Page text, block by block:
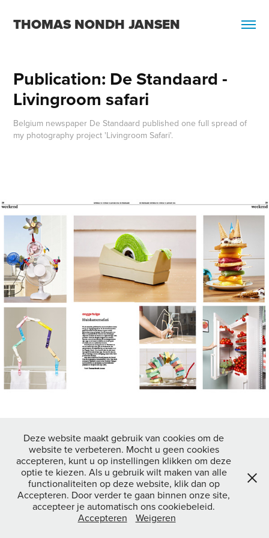
THOMAS NONDH JANSEN
Publication: De Standaard -
Livingroom safari
Belgium newspaper De Standaard published one full spread of
my photography project 'Livingroom Safari'.
↑ Back to Top
All images copyright © 2026 THOMAS NONDH JANSEN Website
powered byAdobe Portfolio
Deze website maakt gebruik van cookies om de
website te verbeteren. Mocht u geen cookies
accepteren, kunt u op instellingen klikken om deze
optie te kiezen. Als u gebruik wilt maken van alle
functionaliteiten op deze website, klik dan op
Accepteren. Door verder te gaan binnen onze site,
accepteer je automatisch ons cookiebeleid.
Accepteren
Weigeren